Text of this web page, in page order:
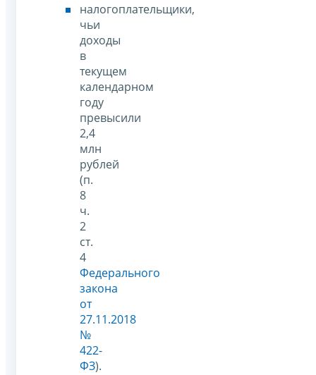
налогоплательщики,
чьи
доходы
в
текущем
календарном
году
превысили
2,4
млн
рублей
(п.
8
ч.
2
ст.
4
Федерального
закона
от
27.11.2018
№
422-
ФЗ).